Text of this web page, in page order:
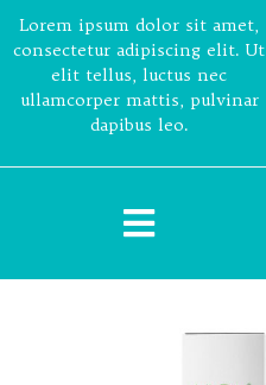
Lorem ipsum dolor sit amet,
consectetur adipiscing elit. Ut
elit tellus, luctus nec
ullamcorper mattis, pulvinar
dapibus leo.